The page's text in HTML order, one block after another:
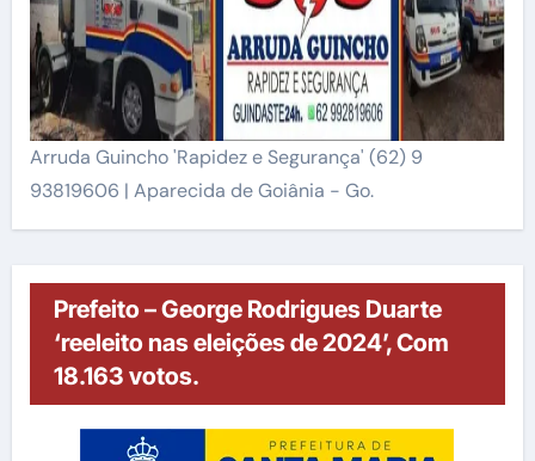
Arruda Guincho 'Rapidez e Segurança' (62) 9
93819606 | Aparecida de Goiânia - Go.
Prefeito – George Rodrigues Duarte
‘reeleito nas eleições de 2024’, Com
18.163 votos.